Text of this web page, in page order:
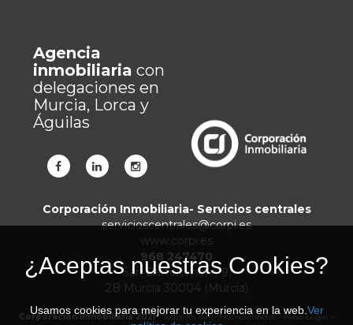
Agencia
inmobiliaria con
delegaciones en
Murcia, Lorca y
Águilas
Corporación Inmobiliaria- Servicios centrales
servicioscentrales@corpi.es
www.corpi.es
968 247470
San Bartolome, nº9,
2B Murcia 30004 (Murcia)
Corporación Inmobiliaria 2021- Todos los derechos reservados - Aviso Legal
¿Aceptas nuestras Cookies?
Usamos cookies para mejorar tu experiencia en la web. Ver